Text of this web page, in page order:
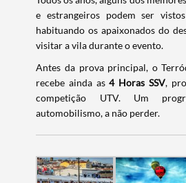
e estrangeiros podem ser
habituando os apaixonados do
visitar a vila durante o evento.
Antes da prova principal, o
recebe ainda as4 Horas SSV,
competição UTV. Um
automobilismo, a não perder.